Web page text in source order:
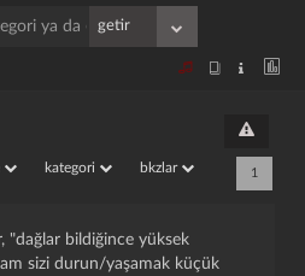
kategori bkzlar 1
"dağlar bildiğince yüksek
sizi durun/yaşamak küçük